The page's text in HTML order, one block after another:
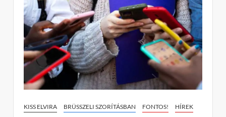
lengyel-
ukrán
feszültség
áldozatai
a
kárpátaljai
magyarok
lehetnek
KISS ELVIRA BRÜSSZELI SZORÍTÁSBAN FONTOS!
HÍREK